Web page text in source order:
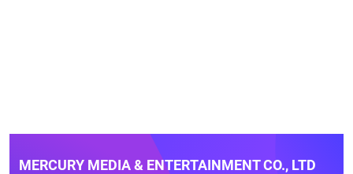
MERCURY MEDIA & ENTERTAINMENT CO., LTD